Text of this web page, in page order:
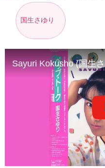
国生さゆり
Sayuri Kokusho (国生